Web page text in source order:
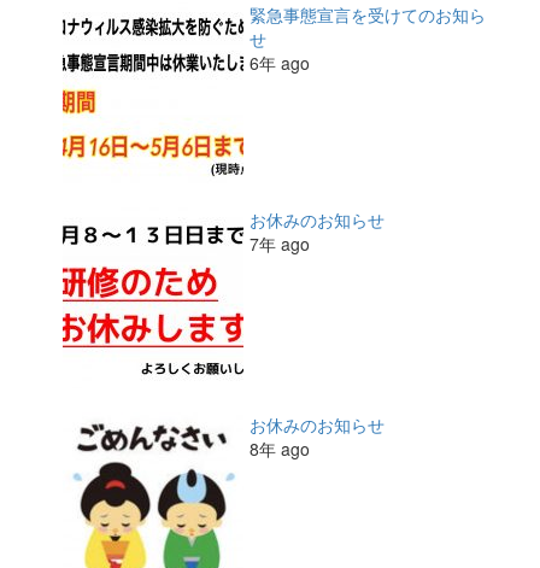
緊急事態宣言を受けてのお知ら
せ
6年 ago
お休みのお知らせ
7年 ago
お休みのお知らせ
8年 ago